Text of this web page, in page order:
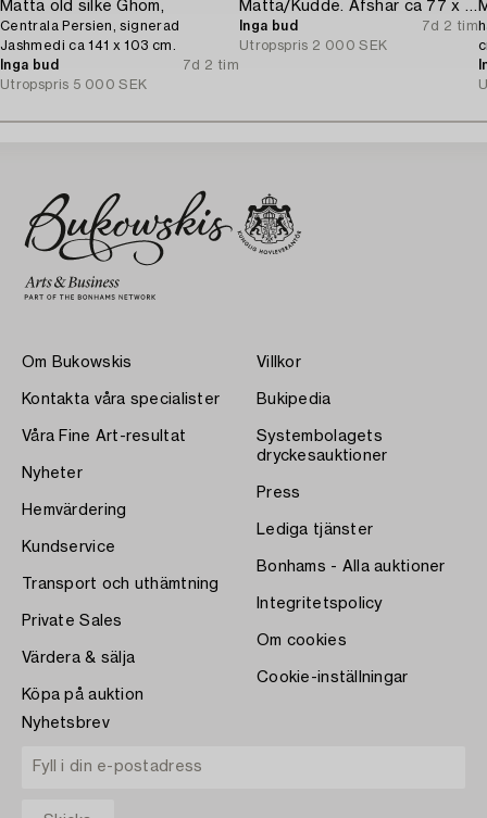
Matta old silke Ghom,
Centrala Persien, signerad
Jashmedi ca 141 x 103 cm.
Inga bud
7d 2 tim
Utropspris 5 000 SEK
Matta/Kudde. Afshar ca 77 x 66 cm.
Inga bud
7d 2 tim
Utropspris 2 000 SEK
Om Bukowskis
Kontakta våra specialister
Våra Fine Art-resultat
Nyheter
Hemvärdering
Kundservice
Transport och uthämtning
Private Sales
Värdera & sälja
Köpa på auktion
Villkor
Bukipedia
Systembolagets
dryckesauktioner
Press
Lediga tjänster
Bonhams - Alla auktioner
Integritetspolicy
Om cookies
Cookie-inställningar
Nyhetsbrev